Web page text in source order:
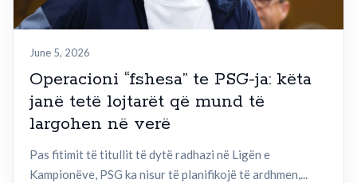
June 5, 2026
Operacioni “fshesa” te PSG-ja: këta
janë tetë lojtarët që mund të
largohen në verë
Pas fitimit të titullit të dytë radhazi në Ligën e
Kampionëve, PSG ka nisur të planifikojë të ardhmen,...